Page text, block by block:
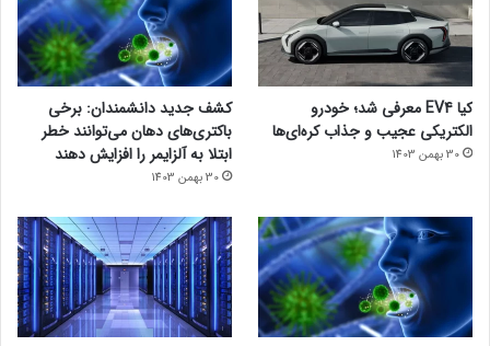
کیا EV4 معرفی شد؛ خودرو
الکتریکی عجیب و جذاب کره‌ای‌ها
30 بهمن 1403
کشف جدید دانشمندان: برخی
باکتری‌های دهان می‌توانند خطر
ابتلا به آلزایمر را افزایش دهند
30 بهمن 1403